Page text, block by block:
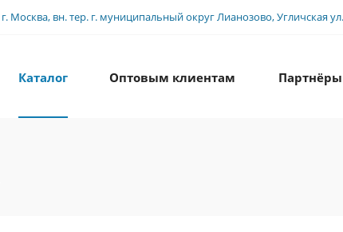
г. Москва, вн. тер. г. муниципальный округ Лианозово, Угличская
Каталог Оптовым клиентам Партнёры